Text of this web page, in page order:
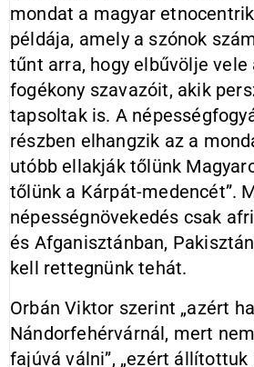
mondat a magyar
példája, amely a szónok
tűnt arra, hogy elbűvölje
fogékony szavazóit, akik
tapsoltak is. A
részben elhangzik az a
utóbb ellakják tőlünk
tőlünk a Kárpát-medencét”.
népességnövekedés csak
és Afganisztánban,
kell rettegnünk tehát.
Orbán Viktor szerint „azért
Nándorfehérvárnál, mert
fajúvá válni”, „ezért